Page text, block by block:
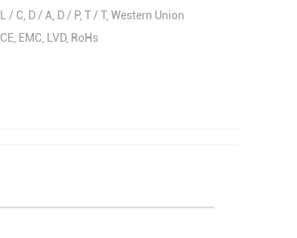
L / C, D / A, D / P, T / T, Western Union
CE, EMC, LVD, RoHs